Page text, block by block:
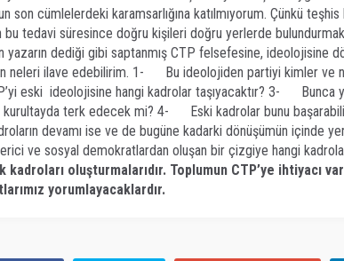
son cümlelerdeki karamsarlığına katılmıyorum. Çünkü
bu tedavi süresince doğru kişileri doğru yerlerde
yazarın dediği gibi saptanmış CTP felsefesine, ideolojisine
neleri ilave edebilirim. 1- Bu ideolojiden partiyi kimler ve
eski ideolojisine hangi kadrolar taşıyacaktır? 3- Bunca
kurultayda terk edecek mi? 4- Eski kadrolar bunu
devamı ise ve de bugüne kadarki dönüşümün içinde
ve sosyal demokratlardan oluşan bir çizgiye hangi
kadroları oluşturmalarıdır. Toplumun CTP’ye ihtiyacı
yorumlayacaklardır.